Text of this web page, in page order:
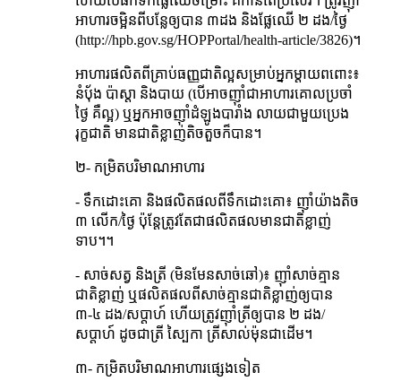
អាហារ​ចម្អិន​ពី​បន្លែ​ឲ្យ​បាន ៣​ដង និង​ផ្លែ​ឈើ ២ ដង/ថ្ងៃ
(http://hpb.gov.sg/HOPPortal/health-article/3826)។
អាហារ​ផលិត​ពី​គ្រាប់​ធញ្ញ​ជាតិ​ល្អ​សម្រាប់​អ្នកម្តាយ​ពពោះ៖
នំបុ័ង ប៉ាស្តា និង​បាយ (បើ​អាច​ញ៉ាំ​ជា​អាហារ​គោល​ប្រចាំ​
ថ្ងៃ គឺ​ល្អ) ឬ​អ្នក​អាច​ញ៉ាំ​ដំឡូង​បារាំង លាយ​ជា​មួយ​ប្រេង​
រុក្ខជាតិ មាន​ជាតិ​ខ្លាញ់​តិចតួច​ក៏​បាន។
២- កម្រិត​បរិមាណ​អាហារ
- ទឹក​ដោះ​គោ និង​ផលិត​ផល​ពី​ទឹក​ដោះ​គោ៖ ញ៉ាំ​យ៉ាង​តិច
៣ លើក/ថ្ងៃ ប៉ុន្តែ​ត្រូវ​តែ​ជា​ផលិត​ផល​មាន​ជាតិ​ខ្លាញ់​
ទាប។។
- សាច់​សត្វ និង​ត្រី (មិន​មែន​សាច់​ឆៅ)៖ ញ៉ាំ​សាច់​គ្មាន​
ជាតិ​ខ្លាញ់ ឬ​ផលិត​ផល​ពី​សាច់​គ្មាន​ជាតិ​ខ្លាញ់​ឲ្យ​បាន
៣-៤ ដង/សប្តាហ៍ ហើយ​ត្រូវ​ញ៉ាំ​ត្រី​ឲ្យ​បាន ២ ដង/
សប្តាហ៍ ដូច​ជា​ត្រី ស្បៃកា ត្រី​សាល់​ម៉ុន​ជាដើម។
៣- កម្រិត​បរិមាណ​អាហារ​ផ្សេង​ទៀត